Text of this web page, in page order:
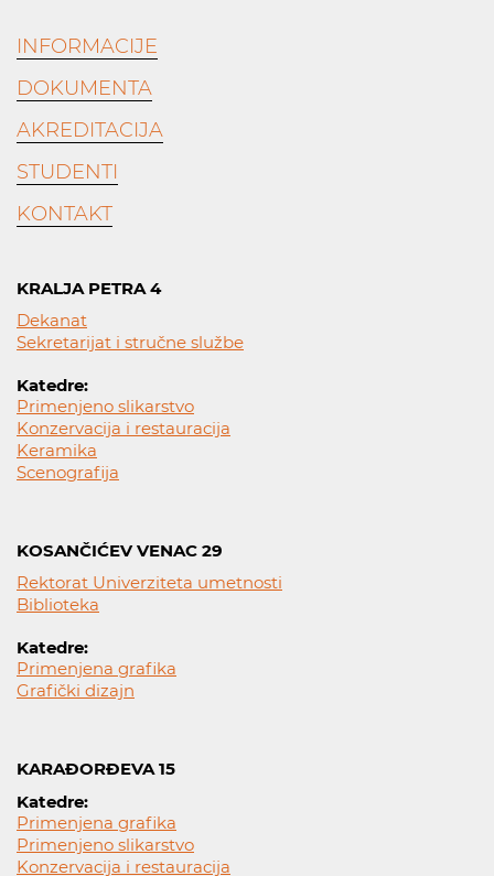
INFORMACIJE
DOKUMENTA
AKREDITACIJA
STUDENTI
KONTAKT
KRALJA PETRA 4
Dekanat
Sekretarijat i stručne službe
Katedre:
Primenjeno slikarstvo
Konzervacija i restauracija
Keramika
Scenografija
KOSANČIĆEV VENAC 29
Rektorat Univerziteta umetnosti
Biblioteka
Katedre:
Primenjena grafika
Grafički dizajn
KARAĐORĐEVA 15
Katedre:
Primenjena grafika
Primenjeno slikarstvo
Konzervacija i restauracija